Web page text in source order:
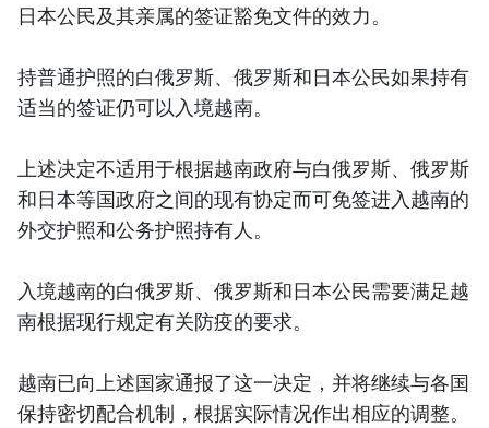
日本公民及其亲属的签证豁免文件的效力。
持普通护照的白俄罗斯、俄罗斯和日本公民如果持有
适当的签证仍可以入境越南。
上述决定不适用于根据越南政府与白俄罗斯、俄罗斯
和日本等国政府之间的现有协定而可免签进入越南的
外交护照和公务护照持有人。
入境越南的白俄罗斯、俄罗斯和日本公民需要满足越
南根据现行规定有关防疫的要求。
越南已向上述国家通报了这一决定，并将继续与各国
保持密切配合机制，根据实际情况作出相应的调整。